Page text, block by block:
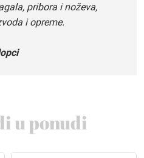
pribora i noževa,
i opreme.
u ponudi